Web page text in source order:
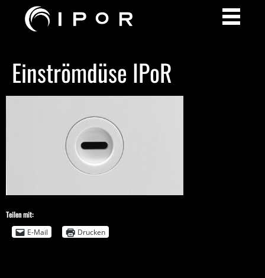
Einströmdüse IPoR
Teilen mit:
E-Mail
Drucken